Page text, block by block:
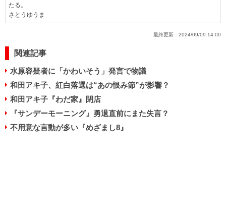
たる。
さとうゆうま
最終更新： 2024/09/09 14:00
関連記事
水原容疑者に「かわいそう」発言で物議
和田アキ子、紅白落選は“あの恨み節”が影響？
和田アキ子『わだ家』閉店
『サンデーモーニング』勇退直前にまた失言？
不用意な言動が多い『めざまし8』